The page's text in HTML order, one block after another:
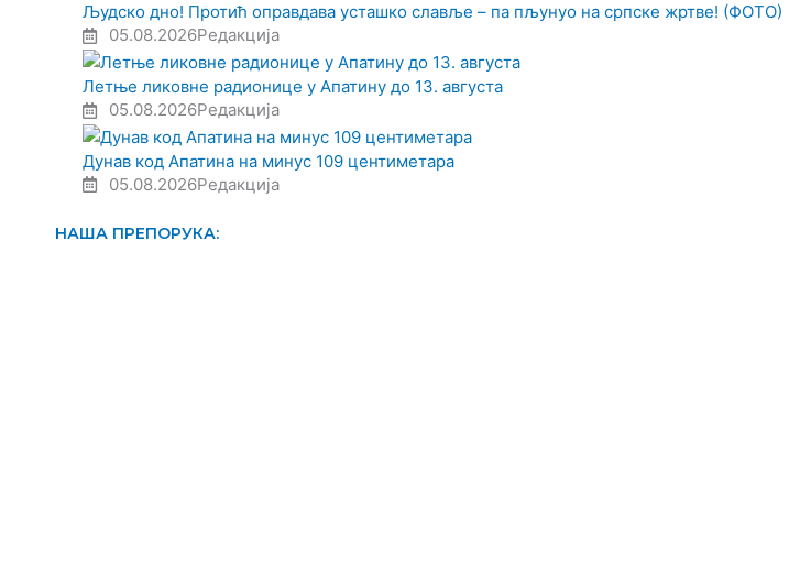
Људско дно! Протић оправдава усташко славље – па пљунуо на српске жртве! (ФОТО)
05.08.2026Редакција
Летње ликовне радионице у Апатину до 13. августа
05.08.2026Редакција
Дунав код Апатина на минус 109 центиметара
05.08.2026Редакција
НАША ПРЕПОРУКА: